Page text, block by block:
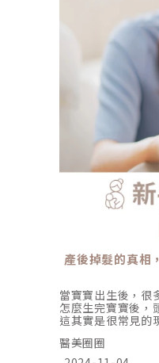
產後掉髮的真相
當寶寶出生後，很
怎麼生完寶寶後，
這其實是很常見的
輕鬆對抗這個小困
然發現頭髮變得
醫美圈圈